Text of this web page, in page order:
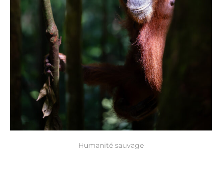
Humanité sauvage